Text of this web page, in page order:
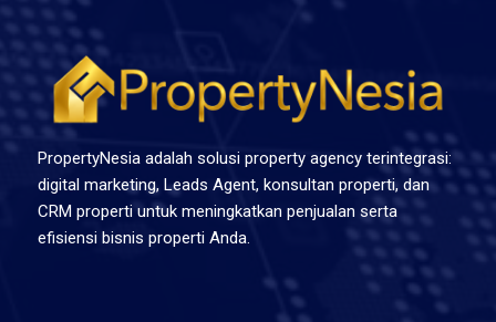
PropertyNesia adalah solusi property agency terintegrasi:
digital marketing, Leads Agent, konsultan properti, dan
CRM properti untuk meningkatkan penjualan serta
efisiensi bisnis properti Anda.